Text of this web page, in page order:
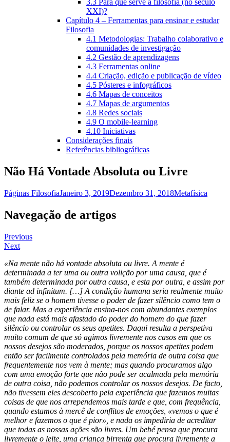
3.3 Para que serve a filosofia (no século
XXI)?
Capítulo 4 – Ferramentas para ensinar e estudar
Filosofia
4.1 Metodologias: Trabalho colaborativo e
comunidades de investigação
4.2 Gestão de aprendizagens
4.3 Ferramentas online
4.4 Criação, edição e publicação de vídeo
4.5 Pósteres e infográficos
4.6 Mapas de conceitos
4.7 Mapas de argumentos
4.8 Redes sociais
4.9 O mobile-learning
4.10 Iniciativas
Considerações finais
Referências bibliográficas
Não Há Vontade Absoluta ou Livre
Páginas FilosofiaJaneiro 3, 2019Dezembro 31, 2018Metafísica
Navegação de artigos
Previous
Next
«Na mente não há vontade absoluta ou livre. A mente é
determinada a ter uma ou outra volição por uma causa, que é
também determinada por outra causa, e esta por outra, e assim por
diante ad infinitum. […] A condição humana seria realmente muito
mais feliz se o homem tivesse o poder de fazer silêncio como tem o
de falar. Mas a experiência ensina-nos com abundantes exemplos
que nada está mais afastado do poder do homem do que fazer
silêncio ou controlar os seus apetites. Daqui resulta a perspetiva
muito comum de que só agimos livremente nos casos em que os
nossos desejos são moderados, porque os nossos apetites podem
então ser facilmente controlados pela memória de outra coisa que
frequentemente nos vem à mente; mas quando procuramos algo
com uma emoção forte que não pode ser acalmada pela memória
de outra coisa, não podemos controlar os nossos desejos. De facto,
não tivessem eles descoberto pela experiência que fazemos muitas
coisas de que nos arrependemos mais tarde e que, com frequência,
quando estamos à mercê de conflitos de emoções, «vemos o que é
melhor e fazemos o que é pior», e nada os impediria de acreditar
que todas as nossas ações são livres. Um bebé pensa que procura
livremente o leite, uma criança birrenta que procura livremente a